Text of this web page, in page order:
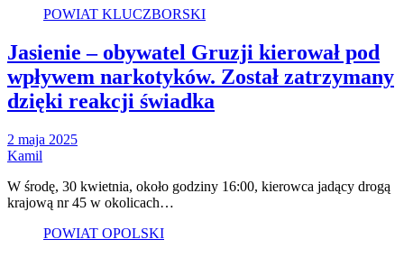
POWIAT KLUCZBORSKI
Jasienie – obywatel Gruzji kierował pod
wpływem narkotyków. Został zatrzymany
dzięki reakcji świadka
2 maja 2025
Kamil
W środę, 30 kwietnia, około godziny 16:00, kierowca jadący drogą
krajową nr 45 w okolicach…
POWIAT OPOLSKI